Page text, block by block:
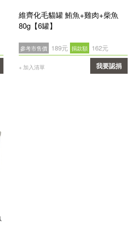
維齊化毛貓罐 鮪魚+雞肉+柴魚
80g【6罐】
參考市售價 189元 捐款額 162元
+ 加入清單 我要認捐